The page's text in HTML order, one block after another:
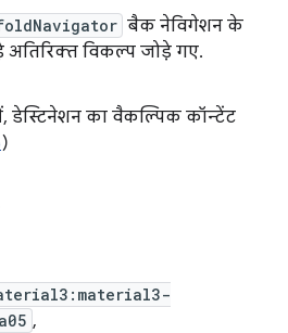
बैक नेविगेशन के
अतिरिक्त विकल्प जोड़े गए.
डेस्टिनेशन का वैकल्पिक कॉन्टेंट
)
,